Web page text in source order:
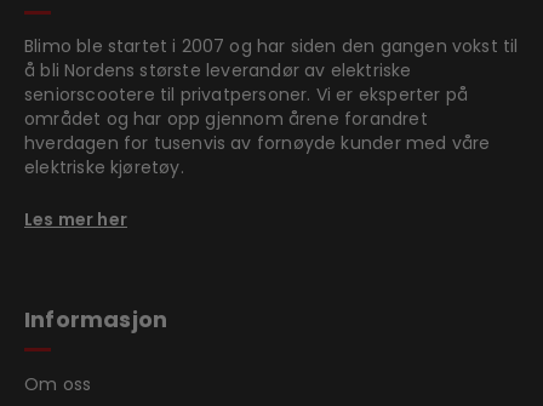
Blimo ble startet i 2007 og har siden den gangen vokst til
å bli Nordens største leverandør av elektriske
seniorscootere til privatpersoner. Vi er eksperter på
området og har opp gjennom årene forandret
hverdagen for tusenvis av fornøyde kunder med våre
elektriske kjøretøy.
Les mer her
Informasjon
Om oss